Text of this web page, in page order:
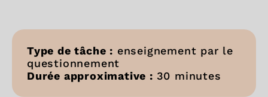
Type de tâche : enseignement par le
questionnement
Durée approximative : 30 minutes